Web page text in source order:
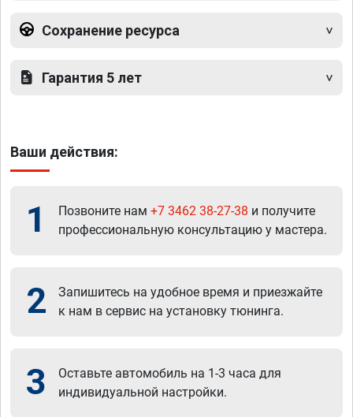
Сохранение ресурса
Гарантия 5 лет
Ваши действия:
1 Позвоните нам +7 3462 38-27-38 и получите
профессиональную консультацию у мастера.
2
Запишитесь на удобное время и приезжайте
к нам в сервис на установку тюнинга.
3
Оставьте автомобиль на 1-3 часа для
индивидуальной настройки.